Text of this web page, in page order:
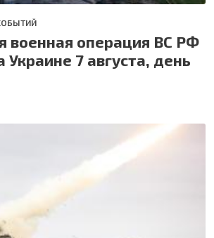
военная операция ВС РФ
Украине 7 августа, день